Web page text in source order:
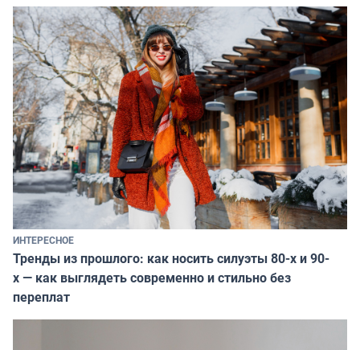
ИНТЕРЕСНОЕ
Тренды из прошлого: как носить силуэты 80-х и 90-
х — как выглядеть современно и стильно без
переплат